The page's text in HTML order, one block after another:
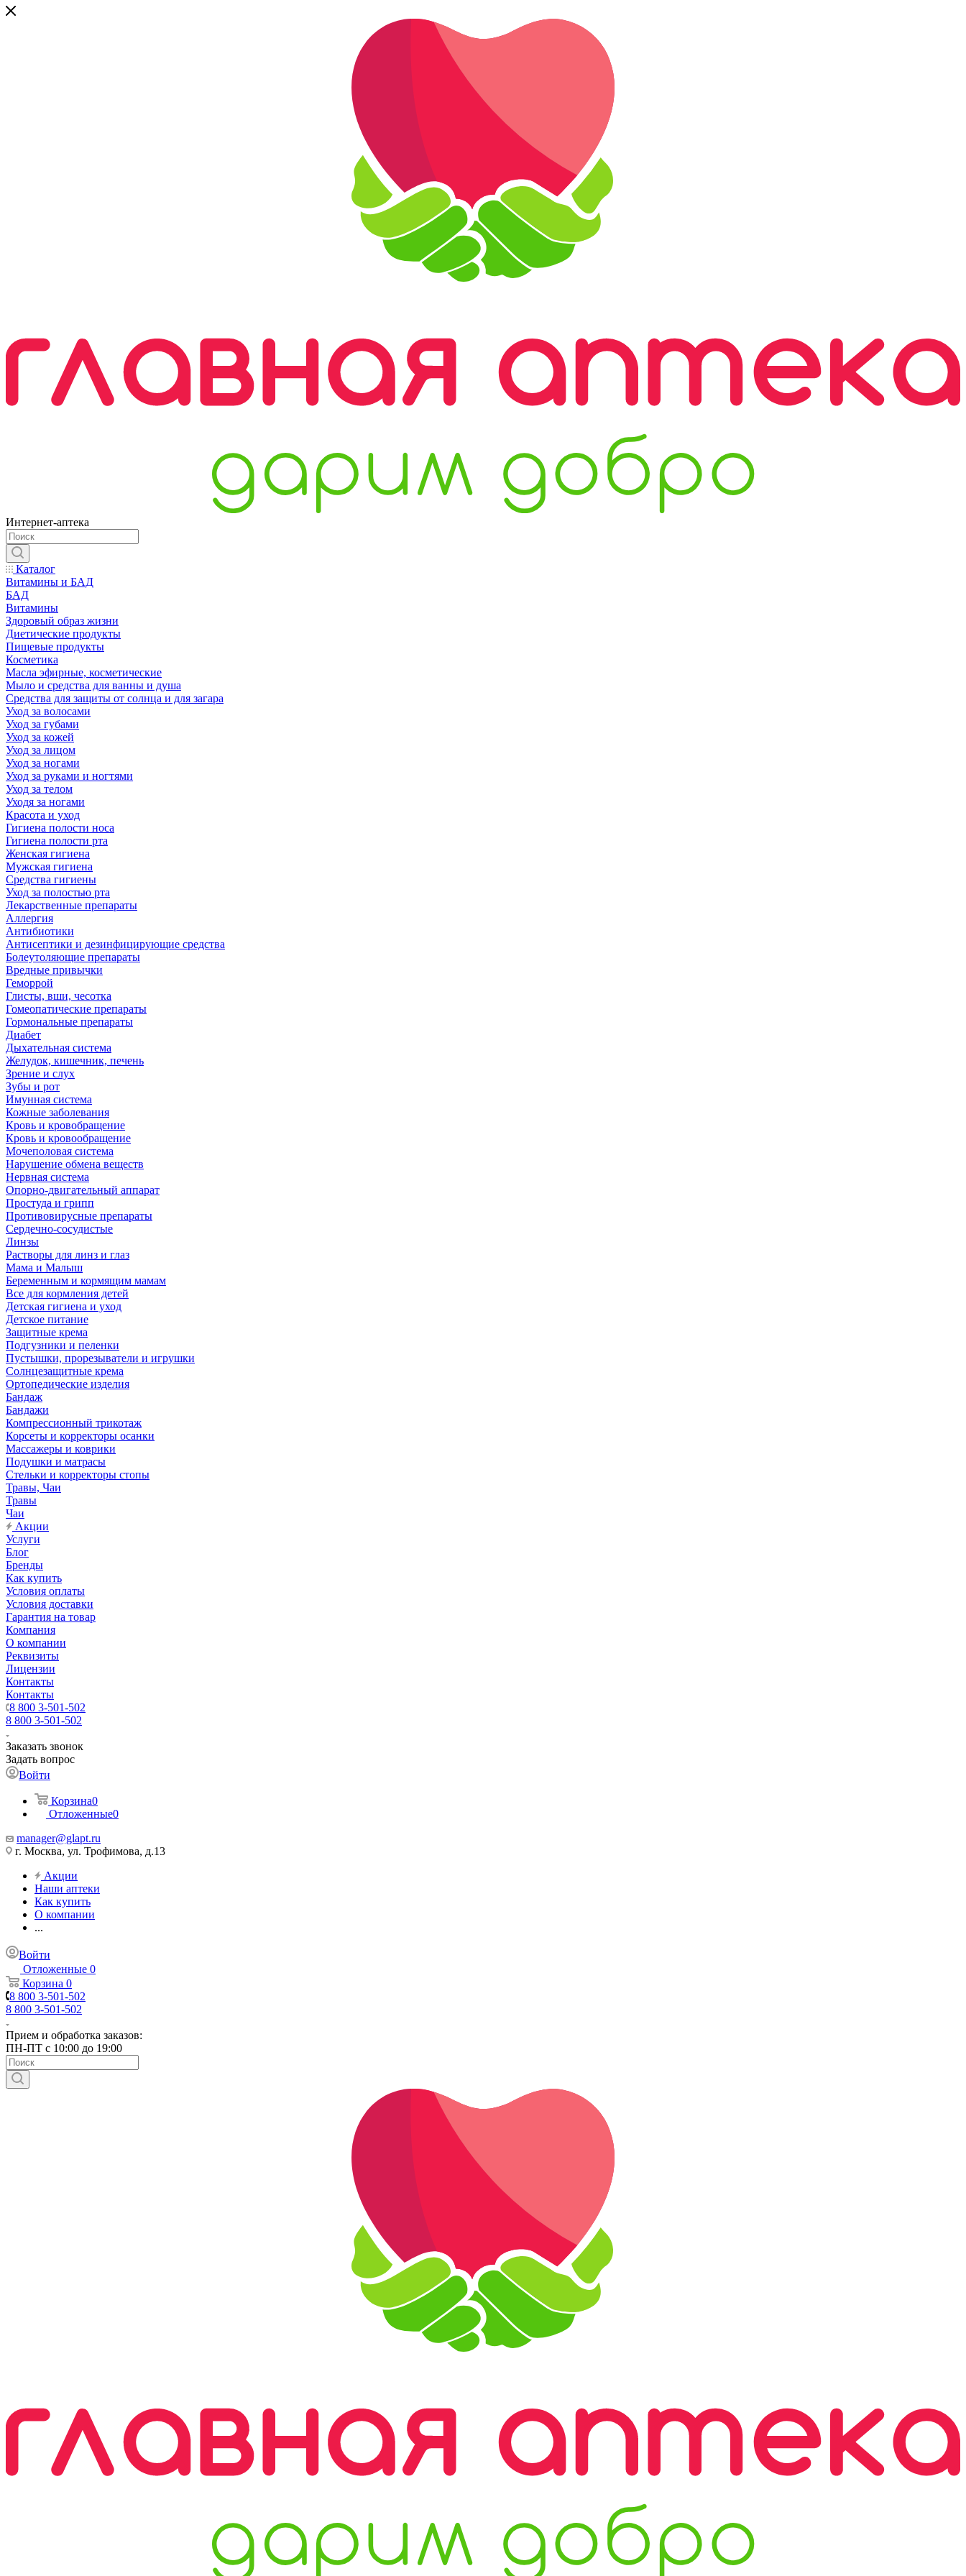
Интернет-аптека
Каталог
Витамины и БАД
БАД
Витамины
Здоровый образ жизни
Диетические продукты
Пищевые продукты
Косметика
Масла эфирные, косметические
Мыло и средства для ванны и душа
Средства для защиты от солнца и для загара
Уход за волосами
Уход за губами
Уход за кожей
Уход за лицом
Уход за ногами
Уход за руками и ногтями
Уход за телом
Уходя за ногами
Красота и уход
Гигиена полости носа
Гигиена полости рта
Женская гигиена
Мужская гигиена
Средства гигиены
Уход за полостью рта
Лекарственные препараты
Аллергия
Антибиотики
Антисептики и дезинфицирующие средства
Болеутоляющие препараты
Вредные привычки
Геморрой
Глисты, вши, чесотка
Гомеопатические препараты
Гормональные препараты
Диабет
Дыхательная система
Желудок, кишечник, печень
Зрение и слух
Зубы и рот
Имунная система
Кожные заболевания
Кровь и кровобращение
Кровь и кровообращение
Мочеполовая система
Нарушение обмена веществ
Нервная система
Опорно-двигательный аппарат
Простуда и грипп
Противовирусные препараты
Сердечно-сосудистые
Линзы
Растворы для линз и глаз
Мама и Малыш
Беременным и кормящим мамам
Все для кормления детей
Детская гигиена и уход
Детское питание
Защитные крема
Подгузники и пеленки
Пустышки, прорезыватели и игрушки
Солнцезащитные крема
Ортопедические изделия
Бандаж
Бандажи
Компрессионный трикотаж
Корсеты и корректоры осанки
Массажеры и коврики
Подушки и матрасы
Стельки и корректоры стопы
Травы, Чаи
Травы
Чаи
Акции
Услуги
Блог
Бренды
Как купить
Условия оплаты
Условия доставки
Гарантия на товар
Компания
О компании
Реквизиты
Лицензии
Контакты
Контакты
8 800 3-501-502
8 800 3-501-502
Заказать звонок
Задать вопрос
Войти
Корзина0
Отложенные0
manager@glapt.ru
г. Москва, ул. Трофимова, д.13
Акции
Наши аптеки
Как купить
О компании
...
Войти
Отложенные 0
Корзина 0
8 800 3-501-502
8 800 3-501-502
Прием и обработка заказов:
ПН-ПТ с 10:00 до 19:00